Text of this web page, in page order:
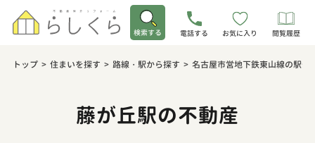
検索する 電話する お気に入り 閲覧履歴
トップ > 住まいを探す > 路線・駅から探す > 名古屋市営地下鉄東山線の駅一
藤が丘駅の不動産